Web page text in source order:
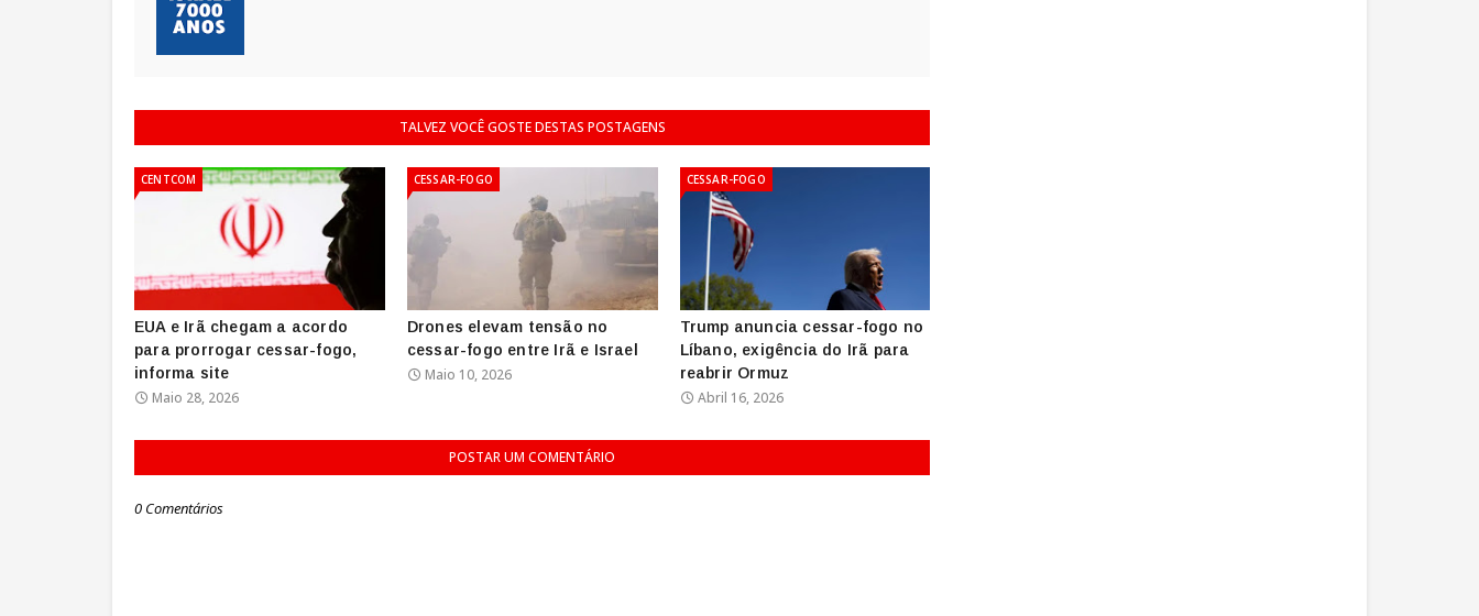
TALVEZ VOCÊ GOSTE DESTAS POSTAGENS
CENTCOM
EUA e Irã chegam a acordo
para prorrogar cessar-fogo,
informa site
Maio 28, 2026
CESSAR-FOGO
Drones elevam tensão no
cessar-fogo entre Irã e Israel
Maio 10, 2026
CESSAR-FOGO
Trump anuncia cessar-fogo no
Líbano, exigência do Irã para
reabrir Ormuz
Abril 16, 2026
POSTAR UM COMENTÁRIO
0 Comentários